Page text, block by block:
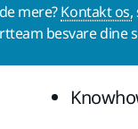
mere?Kontakt os,
besvare dine